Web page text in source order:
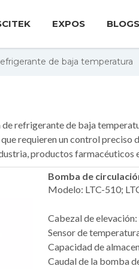
EXPOS BLOGS
de baja temperatura
refrigerante de baja
requieren un control preciso
productos farmacéuticos
Bomba de
Modelo: LTC-510;
Cabezal de elevación:
Sensor de
Capacidad de
Caudal de la bomba